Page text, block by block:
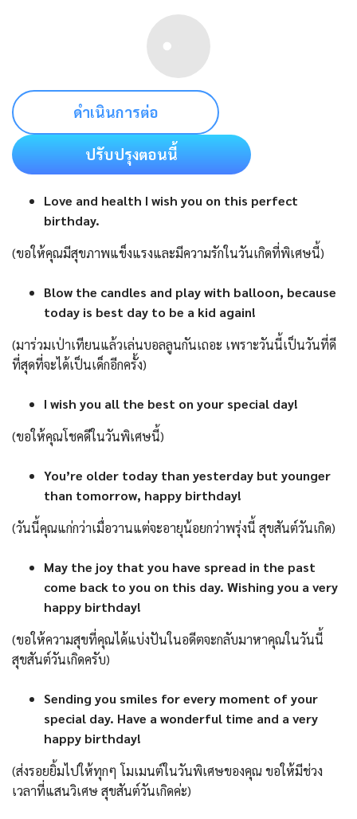
ดำเนินการต่อ
ปรับปรุงตอนนี้
Love and health I wish you on this perfect
birthday.
(ขอให้คุณมีสุขภาพแข็งแรงและมีความรักในวันเกิดที่พิเศษนี้)
Blow the candles and play with balloon, because
today is best day to be a kid again!
(มาร่วมเป่าเทียนแล้วเล่นบอลลูนกันเถอะ เพราะวันนี้เป็นวันที่ดี
ที่สุดที่จะได้เป็นเด็กอีกครั้ง)
I wish you all the best on your special day!
(ขอให้คุณโชคดีในวันพิเศษนี้)
You’re older today than yesterday but younger
than tomorrow, happy birthday!
(วันนี้คุณแก่กว่าเมื่อวานแต่จะอายุน้อยกว่าพรุ่งนี้ สุขสันต์วันเกิด)
May the joy that you have spread in the past
come back to you on this day. Wishing you a very
happy birthday!
(ขอให้ความสุขที่คุณได้แบ่งปันในอดีตจะกลับมาหาคุณในวันนี้
สุขสันต์วันเกิดครับ)
Sending you smiles for every moment of your
special day. Have a wonderful time and a very
happy birthday!
(ส่งรอยยิ้มไปให้ทุกๆ โมเมนต์ในวันพิเศษของคุณ ขอให้มีช่วง
เวลาที่แสนวิเศษ สุขสันต์วันเกิดค่ะ)